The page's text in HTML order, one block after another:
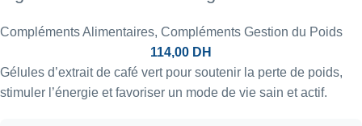
Compléments Alimentaires, Compléments Gestion du Poids
114,00 DH
Gélules d’extrait de café vert pour soutenir la perte de poids,
stimuler l’énergie et favoriser un mode de vie sain et actif.